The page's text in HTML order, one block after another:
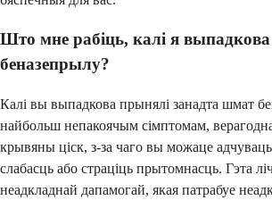
Што мне рабіць, калі я
беназепрылу?
Калі вы выпадкова прынялі занадта шмат
найбольш непакоячым сімптомам, верагодна,
крывяны ціск, з-за чаго вы можаце
слабасць або страціць прытомнасць. Гэта
неадкладнай дапамогай, якая патрабуе